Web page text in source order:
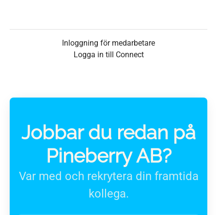
Inloggning för medarbetare
Logga in till Connect
Jobbar du redan på
Pineberry AB?
Var med och rekrytera din framtida
kollega.